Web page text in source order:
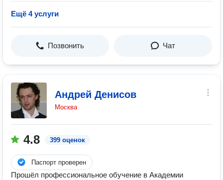
Ещё 4 услуги
Позвонить Чат
Андрей Денисов
Москва
4.8 399 оценок
Паспорт проверен
Прошёл профессиональное обучение в Академии